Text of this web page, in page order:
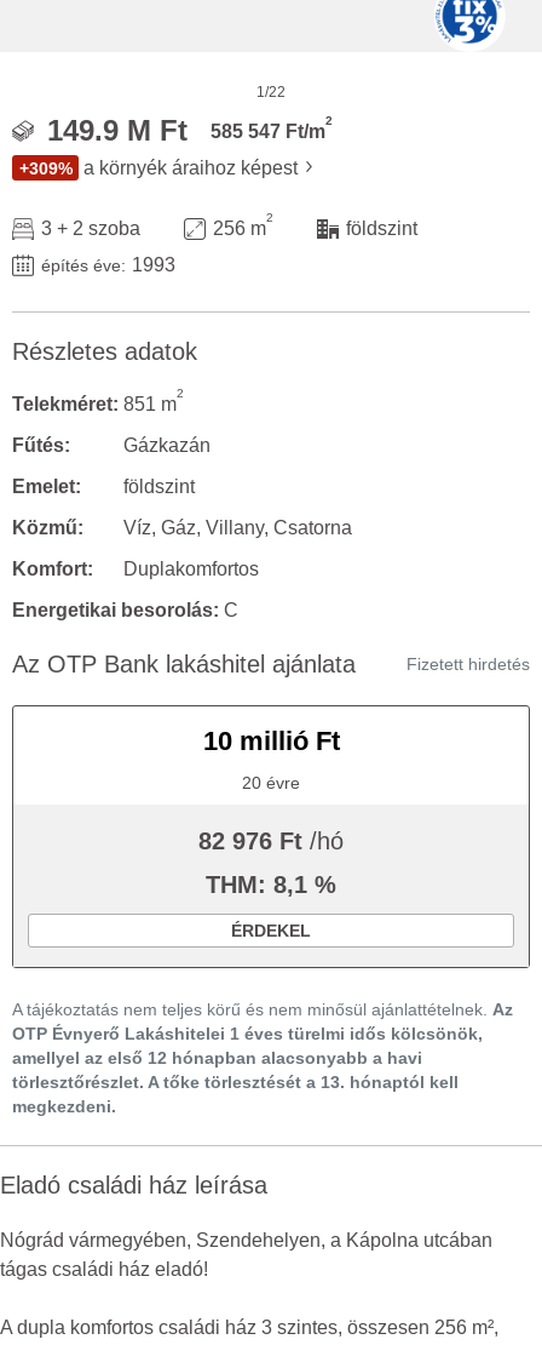
1/22
149.9 M Ft 585 547 Ft/m
2
+309% a környék áraihoz képest
3 + 2 szoba 256 m
2
földszint
építés éve: 1993
Részletes adatok
Telekméret: 851 m
2
Fűtés:
Gázkazán
Emelet:
földszint
Közmű:
Víz, Gáz, Villany, Csatorna
Komfort:
Duplakomfortos
Energetikai besorolás: C
Az OTP Bank lakáshitel ajánlata Fizetett hirdetés
10 millió Ft
20 évre
82 976 Ft /hó
THM: 8,1 %
ÉRDEKEL
A tájékoztatás nem teljes körű és nem minősül ajánlattételnek. Az
OTP Évnyerő Lakáshitelei 1 éves türelmi idős kölcsönök,
amellyel az első 12 hónapban alacsonyabb a havi
törlesztőrészlet. A tőke törlesztését a 13. hónaptól kell
megkezdeni.
Eladó családi ház leírása
Nógrád vármegyében, Szendehelyen, a Kápolna utcában
tágas családi ház eladó!
A dupla komfortos családi ház 3 szintes, összesen 256 m²,